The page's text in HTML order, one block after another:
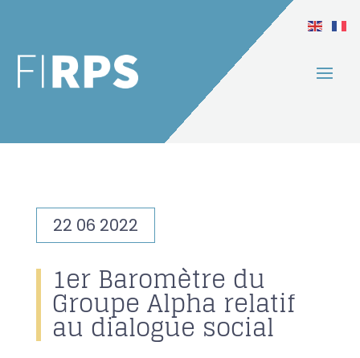
22 06 2022
1er Baromètre du
Groupe Alpha relatif
au dialogue social